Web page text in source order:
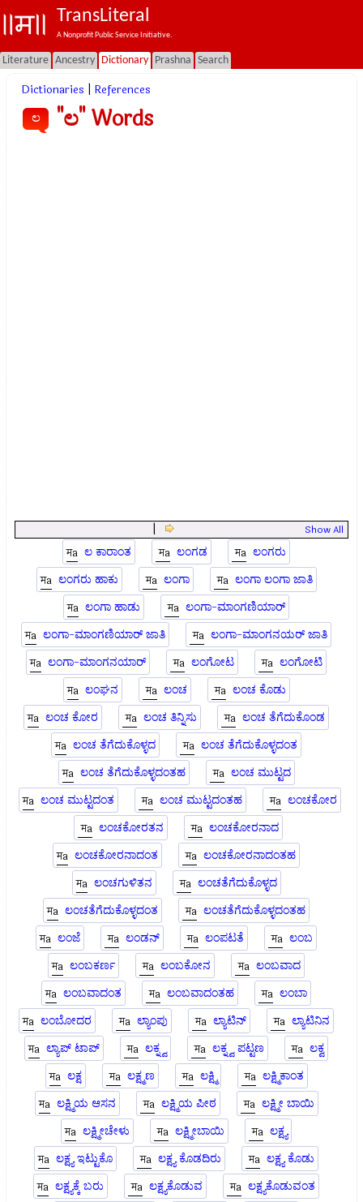
TransLiteral
A Nonprofit Public Service Initiative.
Literature Ancestry Dictionary Prashna Search
Dictionaries References
ಲ "ಲ" Words
Show All
ಲ ಕಾರಾಂತ ಲಂಗಡ
ಲಂಗರು
ಲಂಗರು ಹಾಕು
ಲಂಗಾ
ಲಂಗಾ ಲಂಗಾ ಜಾತಿ
ಲಂಗಾ ಹಾಡು
ಲಂಗಾ-ಮಾಂಗಣಿಯಾರ್
ಲಂಗಾ-ಮಾಂಗಣಿಯಾರ್ ಜಾತಿ
ಲಂಗಾ-ಮಾಂಗನಯರ್ ಜಾತಿ
ಲಂಗಾ-ಮಾಂಗನಯಾರ್
ಲಂಗೋಟ
ಲಂಗೋಟಿ
ಲಂಘನ
ಲಂಚ
ಲಂಚ ಕೊಡು
ಲಂಚ ಕೋರ
ಲಂಚ ತಿನ್ನಿಸು
ಲಂಚ ತೆಗೆದುಕೊಂಡ
ಲಂಚ ತೆಗೆದುಕೊಳ್ಳದ
ಲಂಚ ತೆಗೆದುಕೊಳ್ಳದಂತ
ಲಂಚ ತೆಗೆದುಕೊಳ್ಳದಂತಹ
ಲಂಚ ಮುಟ್ಟದ
ಲಂಚ ಮುಟ್ಟದಂತ
ಲಂಚ ಮುಟ್ಟದಂತಹ
ಲಂಚಕೋರ
ಲಂಚಕೋರತನ
ಲಂಚಕೋರನಾದ
ಲಂಚಕೋರನಾದಂತ
ಲಂಚಕೋರನಾದಂತಹ
ಲಂಚಗುಳಿತನ
ಲಂಚತೆಗೆದುಕೊಳ್ಳದ
ಲಂಚತೆಗೆದುಕೊಳ್ಳದಂತ
ಲಂಚತೆಗೆದುಕೊಳ್ಳದಂತಹ
ಲಂಜೆ
ಲಂಡನ್ ಲಂಪಟತೆ
ಲಂಬ
ಲಂಬಕರ್ಣ
ಲಂಬಕೋನ
ಲಂಬವಾದ
ಲಂಬವಾದಂತ
ಲಂಬವಾದಂತಹ
ಲಂಬಾ
ಲಂಬೋದರ
ಲ್ಯಾಂಪು ಲ್ಯಾಟಿನ್
ಲ್ಯಾಟಿನಿನ
ಲ್ಯಾಪ್ ಟಾಪ್
ಲಕ್ನ್ವ ಲಕ್ನ್ವ ಪಟ್ಟಣ
ಲಕ್ವ
ಲಕ್ಷ
ಲಕ್ಷ್ಮಣ ಲಕ್ಷ್ಮಿ
ಲಕ್ಷ್ಮಿಕಾಂತ
ಲಕ್ಷ್ಮಿಯ ಆಸನ
ಲಕ್ಷ್ಮಿಯ ಪೀಠ
ಲಕ್ಷ್ಮೀ ಬಾಯಿ
ಲಕ್ಷ್ಮೀಚೇಳು
ಲಕ್ಷ್ಮೀಬಾಯಿ
ಲಕ್ಷ್ಯ
ಲಕ್ಷ್ಯ ಇಟ್ಟುಕೊ
ಲಕ್ಷ್ಯ ಕೊಡದಿರು
ಲಕ್ಷ್ಯ ಕೊಡು
ಲಕ್ಷ್ಯಕ್ಕೆ ಬರು
ಲಕ್ಷ್ಯಕೊಡುವ
ಲಕ್ಷ್ಯಕೊಡುವಂತ